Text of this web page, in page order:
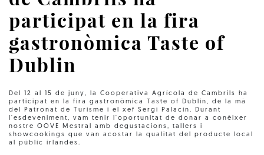
participat en la fira
gastronòmica Taste of
Dublin
Del 12 al 15 de juny, la Cooperativa Agrícola de Cambrils ha
participat en la fira gastronòmica Taste of Dublin, de la mà
del Patronat de Turisme i el xef Sergi Palacín. Durant
l'esdeveniment, vam tenir l'oportunitat de donar a conèixer
nostre OOVE Mestral amb degustacions, tallers i
showcookings que van acostar la qualitat del producte local
al públic irlandès.